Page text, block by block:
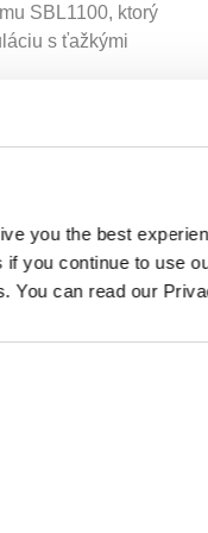
you the best
you continue to use
You can read our
SBL1100, ktorý
s ťažkými
súčasť lisovacej
16-týždňového
pôsobila ako
plnú
a
klienta.